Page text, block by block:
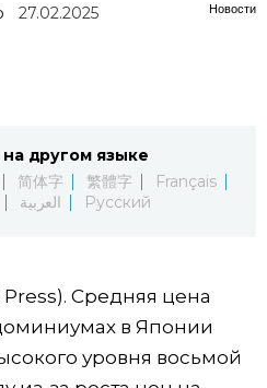
العربية
Новости
27.02.2025
на другом языке
简体字 繁體字
Français
العربية Русский
Средняя цена
в Японии
уровня восьмой